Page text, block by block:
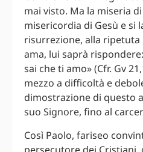
mai visto. Ma la miseria
misericordia di Gesù e si
risurrezione, alla ripetuta
ama, lui saprà
sai che ti amo» (Cfr. Gv
mezzo a difficoltà e
dimostrazione di questo
suo Signore, fino al
Così Paolo, fariseo